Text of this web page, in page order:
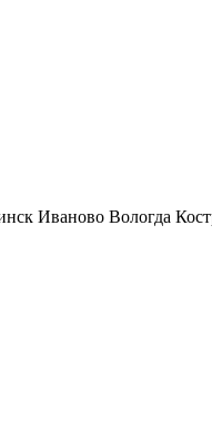
Иваново Вологда